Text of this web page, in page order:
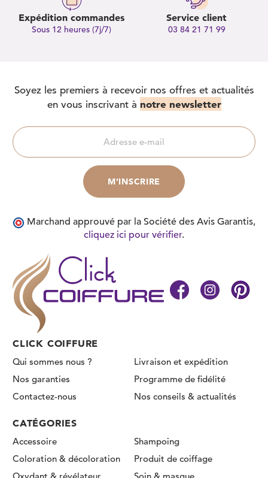
Expédition commandes
Sous 12 heures (7j/7)
Service client
03 84 21 71 99
CLICK COIFFURE
Qui sommes nous ?
Livraison et expédition
Nos garanties
Programme de fidélité
Contactez-nous
Nos conseils & actualités
CATÉGORIES
Accessoire
Coloration & décoloration
Shampoing
Produit de coiffage
Soyez les premiers à recevoir nos offres et actualités
en vous inscrivant à notre newsletter
Marchand approuvé par la Société des Avis Garantis,
cliquez ici pour vérifier.